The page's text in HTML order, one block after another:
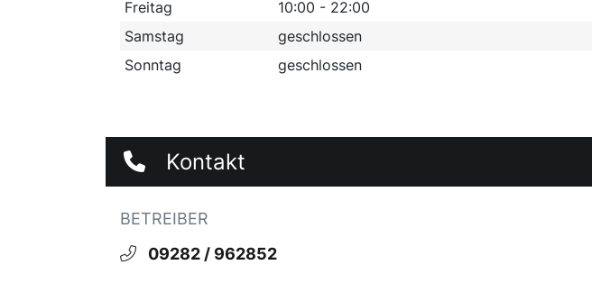
Freitag
10:00 - 22:00
Samstag
geschlossen
Sonntag
geschlossen
Kontakt
BETREIBER
09282 / 962852